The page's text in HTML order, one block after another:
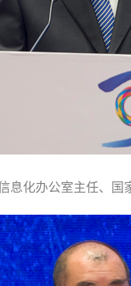
息化办公室主任、